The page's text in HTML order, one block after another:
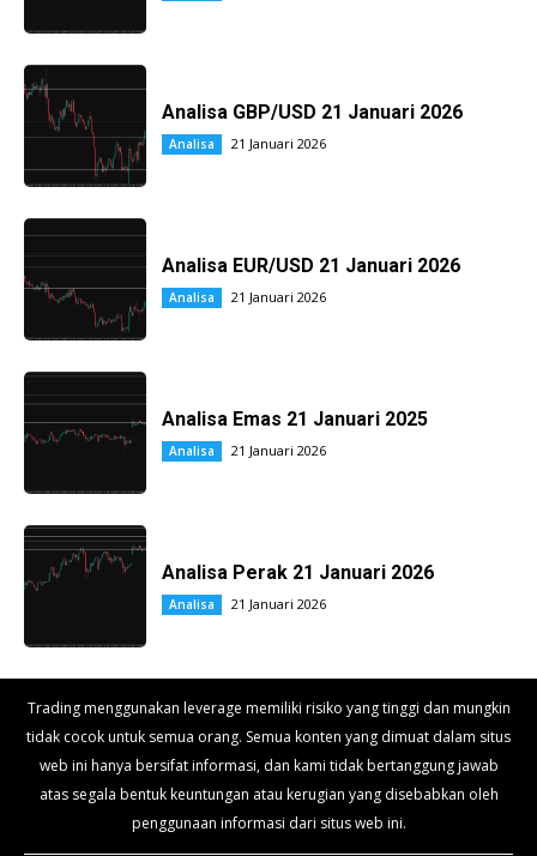
Analisa GBP/USD 21 Januari 2026
Analisa 21 Januari 2026
Analisa EUR/USD 21 Januari 2026
Analisa 21 Januari 2026
Analisa Emas 21 Januari 2025
Analisa 21 Januari 2026
Analisa Perak 21 Januari 2026
Analisa 21 Januari 2026
Trading menggunakan leverage memiliki risiko yang tinggi dan mungkin
tidak cocok untuk semua orang. Semua konten yang dimuat dalam situs
web ini hanya bersifat informasi, dan kami tidak bertanggung jawab
atas segala bentuk keuntungan atau kerugian yang disebabkan oleh
penggunaan informasi dari situs web ini.